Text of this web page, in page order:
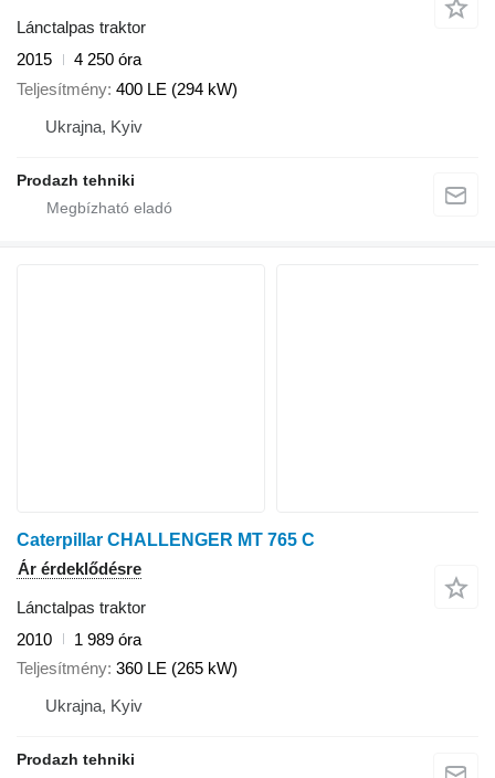
Lánctalpas traktor
2015
4 250 óra
Teljesítmény 400 LE (294 kW)
Ukrajna, Kyiv
Prodazh tehniki
Caterpillar CHALLENGER MT 765 C
Ár érdeklődésre
Lánctalpas traktor
2010
1 989 óra
Teljesítmény 360 LE (265 kW)
Ukrajna, Kyiv
Prodazh tehniki